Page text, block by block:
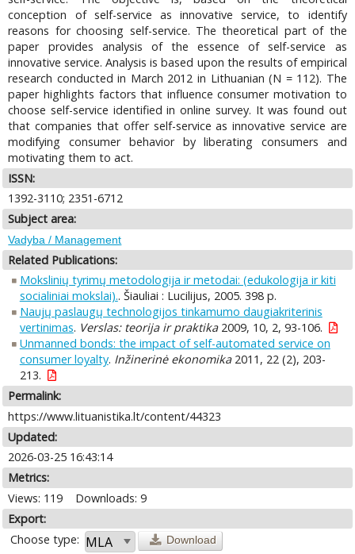
conception of self-service as innovative service, to identify
reasons for choosing self-service. The theoretical part of the
paper provides analysis of the essence of self-service as
innovative service. Analysis is based upon the results of empirical
research conducted in March 2012 in Lithuanian (N = 112). The
paper highlights factors that influence consumer motivation to
choose self-service identified in online survey. It was found out
that companies that offer self-service as innovative service are
modifying consumer behavior by liberating consumers and
motivating them to act.
ISSN:
1392-3110; 2351-6712
Subject area:
Vadyba / Management
Related Publications:
Mokslinių tyrimų metodologija ir metodai: (edukologija ir kiti
socialiniai mokslai).. Šiauliai : Lucilijus, 2005. 398 p.
Naujų paslaugų technologijos tinkamumo daugiakriterinis
vertinimas. Verslas: teorija ir praktika2009, 10, 2, 93-106.
Unmanned bonds: the impact of self-automated service on
consumer loyalty. Inžinerinė ekonomika2011, 22 (2), 203-
213.
Permalink:
https://www.lituanistika.lt/content/44323
Updated:
2026-03-25 16:43:14
Metrics:
Views: 119
Downloads: 9
Export:
Choose type:
Download